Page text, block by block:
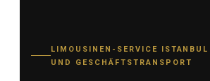
LIMOUSINEN-SERVICE
UND GESCHÄFTSTRANSPORT